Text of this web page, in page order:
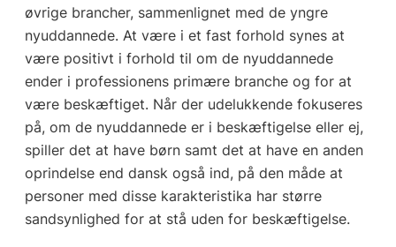
øvrige brancher, sammenlignet med de yngre
nyuddannede. At være i et fast forhold synes at
være positivt i forhold til om de nyuddannede
ender i professionens primære branche og for at
være beskæftiget. Når der udelukkende fokuseres
på, om de nyuddannede er i beskæftigelse eller ej,
spiller det at have børn samt det at have en anden
oprindelse end dansk også ind, på den måde at
personer med disse karakteristika har større
sandsynlighed for at stå uden for beskæftigelse.